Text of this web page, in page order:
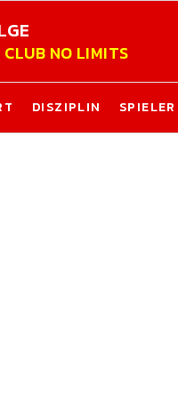
NO LIMITS
DISZIPLIN SPIELER